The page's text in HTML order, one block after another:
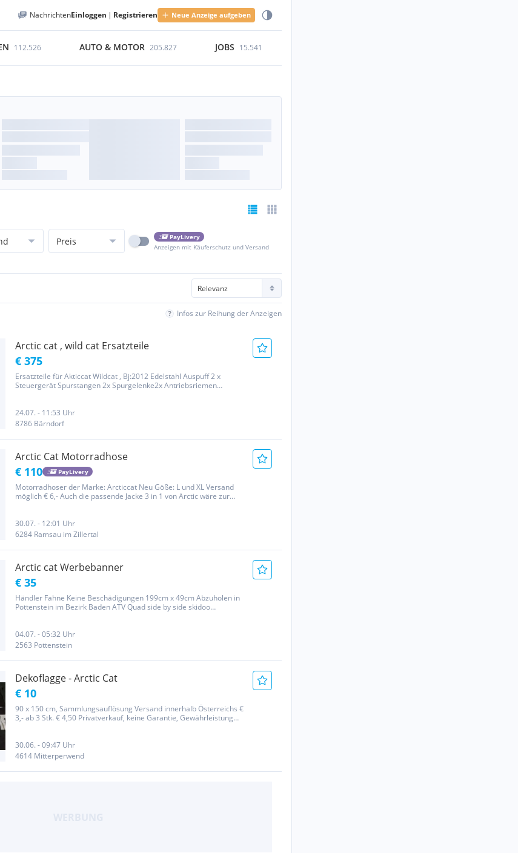
NachrichtenEinloggen | Registrieren Neue Anzeige aufgeben
112.526 AUTO & MOTOR 205.827 JOBS 15.541
Preis
PayLivery
Anzeigen mit Käuferschutz und Versand
Infos zur Reihung der Anzeigen
Arctic cat , wild cat Ersatzteile
€ 375
Ersatzteile für Akticcat Wildcat , Bj:2012 Edelstahl Auspuff 2 x
Steuergerät Spurstangen 2x Spurgelenke2x Antriebsriemen
24.07. - 11:53 Uhr
8786 Bärndorf
Arctic Cat Motorradhose
€ 110 PayLivery
Motorradhoser der Marke: Arcticcat Neu Göße: L und XL Versand
möglich € 6,- Auch die passende Jacke 3 in 1 von Arctic wäre zur
30.07. - 12:01 Uhr
6284 Ramsau im Zillertal
Arctic cat Werbebanner
€ 35
Händler Fahne Keine Beschädigungen 199cm x 49cm Abzuholen in
Pottenstein im Bezirk Baden ATV Quad side by side skidoo
04.07. - 05:32 Uhr
2563 Pottenstein
Dekoflagge - Arctic Cat
€ 10
90 x 150 cm, Sammlungsauflösung Versand innerhalb Österreichs €
3,- ab 3 Stk. € 4,50 Privatverkauf, keine Garantie, Gewährleistung
30.06. - 09:47 Uhr
4614 Mitterperwend